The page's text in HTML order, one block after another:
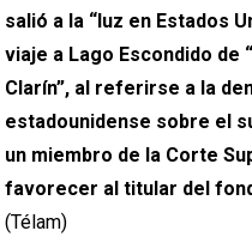
salió a la “luz en Estados
viaje a Lago Escondido de
Clarín”, al referirse a la
estadounidense sobre el
un miembro de la Corte
favorecer al titular del
(Télam)